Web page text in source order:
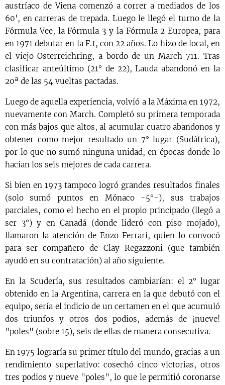
austríaco de Viena comenzó a correr a mediados de los
60', en carreras de trepada. Luego le llegó el turno de la
Fórmula Vee, la Fórmula 3 y la Fórmula 2 Europea, para
en 1971 debutar en la F.1, con 22 años. Lo hizo de local, en
el viejo Osterreichring, a bordo de un March 711. Tras
clasificar anteúltimo (21° de 22), Lauda abandonó en la
20ª de las 54 vueltas pactadas.
Luego de aquella experiencia, volvió a la Máxima en 1972,
nuevamente con March. Completó su primera temporada
con más bajos que altos, al acumular cuatro abandonos y
obtener como mejor resultado un 7° lugar (Sudáfrica),
por lo que no sumó ninguna unidad, en épocas donde lo
hacían los seis mejores de cada carrera.
Si bien en 1973 tampoco logró grandes resultados finales
(solo sumó puntos en Mónaco -5°-), sus trabajos
parciales, como el hecho en el propio principado (llegó a
ser 3°) y en Canadá (donde lideró con piso mojado),
llamaron la atención de Enzo Ferrari, quien lo convocó
para ser compañero de Clay Regazzoni (que también
ayudó en su contratación) al año siguiente.
En la Scudería, sus resultados cambiarían: el 2° lugar
obtenido en la Argentina, carrera en la que debutó con el
equipo, sería el indicio de un certamen en el que acumuló
dos triunfos y otros dos podios, además de ¡nueve!
"poles" (sobre 15), seis de ellas de manera consecutiva.
En 1975 lograría su primer título del mundo, gracias a un
rendimiento superlativo: cosechó cinco victorias, otros
tres podios y nueve "poles", lo que le permitió coronarse